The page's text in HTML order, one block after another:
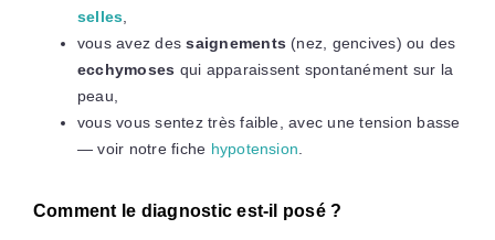
selles
vous avez dessaignements (nez, gencives) ou des
ecchymoses qui apparaissent spontanément sur la
peau,
vous vous sentez très faible, avec une tension basse
— voir notre fiche hypotension
Comment le diagnostic est-il posé ?